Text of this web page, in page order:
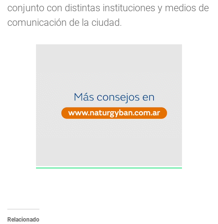
conjunto con distintas instituciones y medios de
comunicación de la ciudad.
Relacionado